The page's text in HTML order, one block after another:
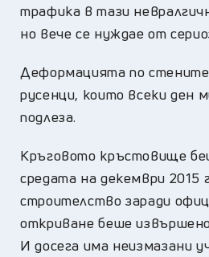
трафика в тази
но вече се нуждае от
Деформацията по
русенци, които всеки ден
подлеза.
Кръговото кръстовище
средата на декември 2015
строителство заради
откриване беше
И досега има неизмазани